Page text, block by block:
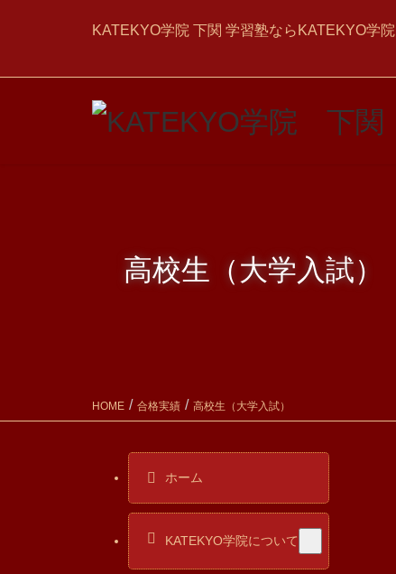
KATEKYO学院 下関 学習塾ならKATEKYO学
高校生（大学入試）
HOME 合格実績 高校生（大学入試）
ホーム
KATEKYO学院について